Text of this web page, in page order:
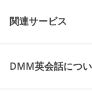
関連サービス
DMM英会話につ